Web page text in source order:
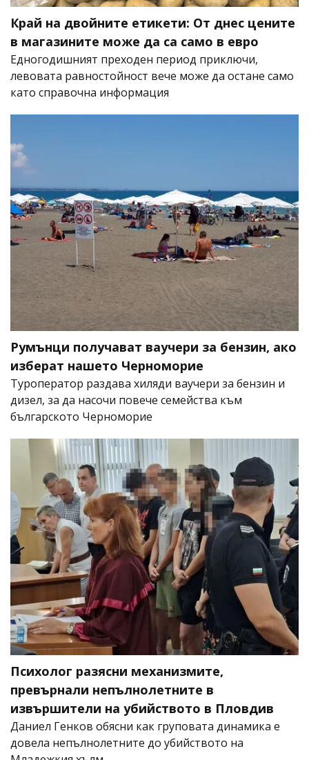
Край на двойните етикети: От днес цените
в магазините може да са само в евро
Едногодишният преходен период приключи,
левовата равностойност вече може да остане само
като справочна информация
Румънци получават ваучери за бензин, ако
изберат нашето Черноморие
Туроператор раздава хиляди ваучери за бензин и
дизел, за да насочи повече семейства към
българското Черноморие
Психолог разясни механизмите,
превърнали непълнолетните в
извършители на убийството в Пловдив
Даниел Генков обясни как груповата динамика е
довела непълнолетните до убийството на